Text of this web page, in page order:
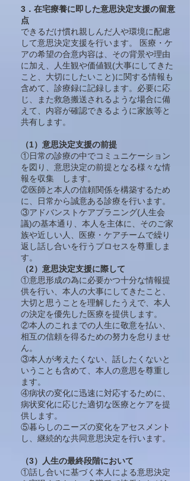
3．在宅療養に即した意思決定支援の留意
点
できるだけ慣れ親しんだ人や環境に配慮
して意思決定支援を行います。 医療・ケ
アの希望の合意内容は、その背景や理由
に加え、人生観や価値観(大事にしてきた
こと、大切にしたいこと)に関する情報も
含めて、診療録に記録します。必要に応
じ、また救急搬送されるような場合に備
えて、内容が確認できるように家族等と
共有します。
（1）意思決定支援の前提
①日常の診療の中でコミュニケーション
を図り、意思決定の前提となる様々な情
報を収集 します。
②医師と本人の信頼関係を構築するため
に、日常から誠意ある診療を行います。
③アドバンストケアプラニング(人生会
議)の基本通り、本人を主体に、そのご家
族や近しい人、医療・ケアチームで繰り
返し話し合いを行うプロセスを尊重しま
す。
（2）意思決定支援に際して
①意思形成の為に必要かつ十分な情報提
供を行い、本人の大事にしてきたこと、
大切と思うことを理解したうえで、本人
の決定を優先した医療を提供します。
②本人のこれまでの人生に敬意を払い、
相互の信頼を得るための努力を怠りませ
ん。
③本人が考えたくない、話したくないと
いうことも含めて、本人の意思を尊重し
ます。
④病状の変化に迅速に対応するために、
病状変化に応じた適切な医療とケアを提
供します。
⑤暮らしのニーズの変化をアセスメント
し、継続的な共同意思決定を行います。
（3）人生の最終段階において
①話し合いに基づく本人による意思決定